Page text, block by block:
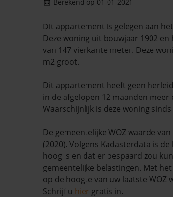
Berekend op 01-01-2021
Dit appartement is gelegen aan het
Deze woning uit bouwjaar 1902
van 147 vierkante meter. Deze
m2 groot.
Dit appartement heeft geen
in de afgelopen 12 maanden
Waarschijnlijk is deze woning
De gemeentelijke WOZ waarde
(2020). Volgens Kadasterdata is
hoog is en dat er bespaard zou
gemeentelijke belastingen. Met het
op de hoogte van uw laatste WOZ
Schrijf u hier gratis in.